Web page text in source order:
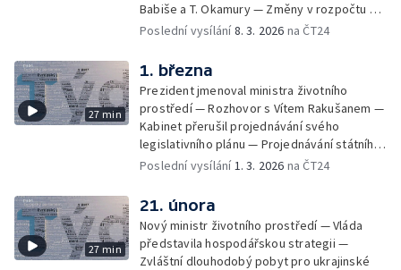
Babiše a T. Okamury — Změny v rozpočtu —
Volební program poslanců — Rozhovor s
superdávky, volby do zastupitelstev obcí
Poslední vysílání8. 3. 2026 na ČT24
27 min
1. března
Prezident jmenoval ministra životního
prostředí — Rozhovor s Vítem Rakušanem —
Kabinet přerušil projednávání svého
legislativního plánu — Projednávání státního
rozpočtu — SZIF má zahájit vymáhání dotací
bezpečnosti v Senátu — Odklad superdávky
Poslední vysílání1. 3. 2026 na ČT24
27 min
21. února
Nový ministr životního prostředí — Vláda
představila hospodářskou strategii —
Zvláštní dlouhodobý pobyt pro ukrajinské